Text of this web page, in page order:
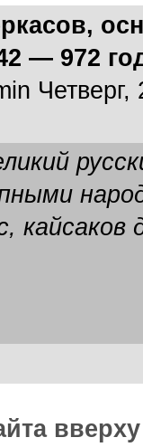
— 972